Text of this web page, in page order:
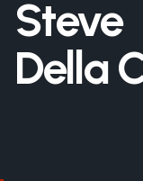
Steve
Della